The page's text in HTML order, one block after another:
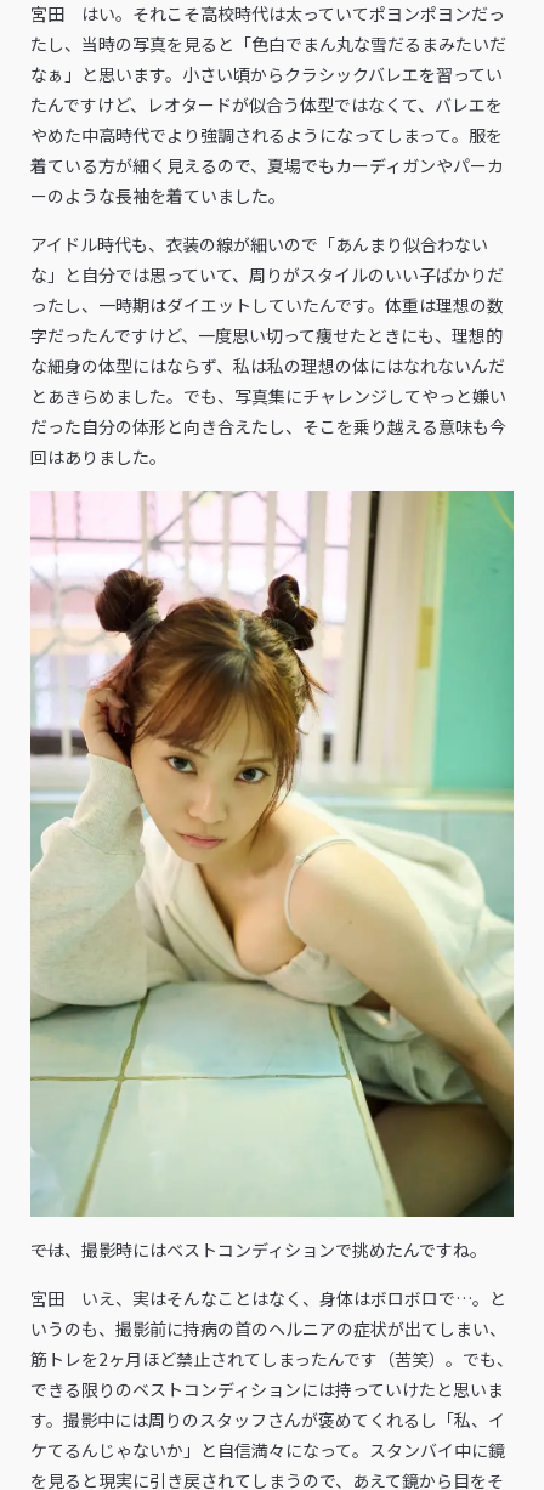
宮田 はい。それこそ高校時代は太っていてポヨンポヨンだっ
たし、当時の写真を見ると「色白でまん丸な雪だるまみたいだ
なぁ」と思います。小さい頃からクラシックバレエを習ってい
たんですけど、レオタードが似合う体型ではなくて、バレエを
やめた中高時代でより強調されるようになってしまって。服を
着ている方が細く見えるので、夏場でもカーディガンやパーカ
ーのような長袖を着ていました。
アイドル時代も、衣装の線が細いので「あんまり似合わない
な」と自分では思っていて、周りがスタイルのいい子ばかりだ
ったし、一時期はダイエットしていたんです。体重は理想の数
字だったんですけど、一度思い切って痩せたときにも、理想的
な細身の体型にはならず、私は私の理想の体にはなれないんだ
とあきらめました。でも、写真集にチャレンジしてやっと嫌い
だった自分の体形と向き合えたし、そこを乗り越える意味も今
回はありました。
――では、撮影時にはベストコンディションで挑めたんですね。
宮田 いえ、実はそんなことはなく、身体はボロボロで…。と
いうのも、撮影前に持病の首のヘルニアの症状が出てしまい、
筋トレを2ヶ月ほど禁止されてしまったんです（苦笑）。でも、
できる限りのベストコンディションには持っていけたと思いま
す。撮影中には周りのスタッフさんが褒めてくれるし「私、イ
ケてるんじゃないか」と自信満々になって。スタンバイ中に鏡
を見ると現実に引き戻されてしまうので、あえて鏡から目をそ